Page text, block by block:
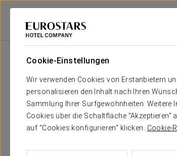
Cookie-Einstellungen
Wir verwenden Cookies von Erstanbietern
personalisieren den Inhalt nach Ihren
Sammlung Ihrer Surfgewohnheiten. Weitere
Cookies über die Schaltfläche "Akzeptieren"
auf "Cookies konfigurieren" klicken. Cookie-
Eurostars Hotel Company
Der Komfort und die
DasGrand Hotel Union Eurostars bietet
den neuesten technologischen
hervorzuheben sind die beeindruckende